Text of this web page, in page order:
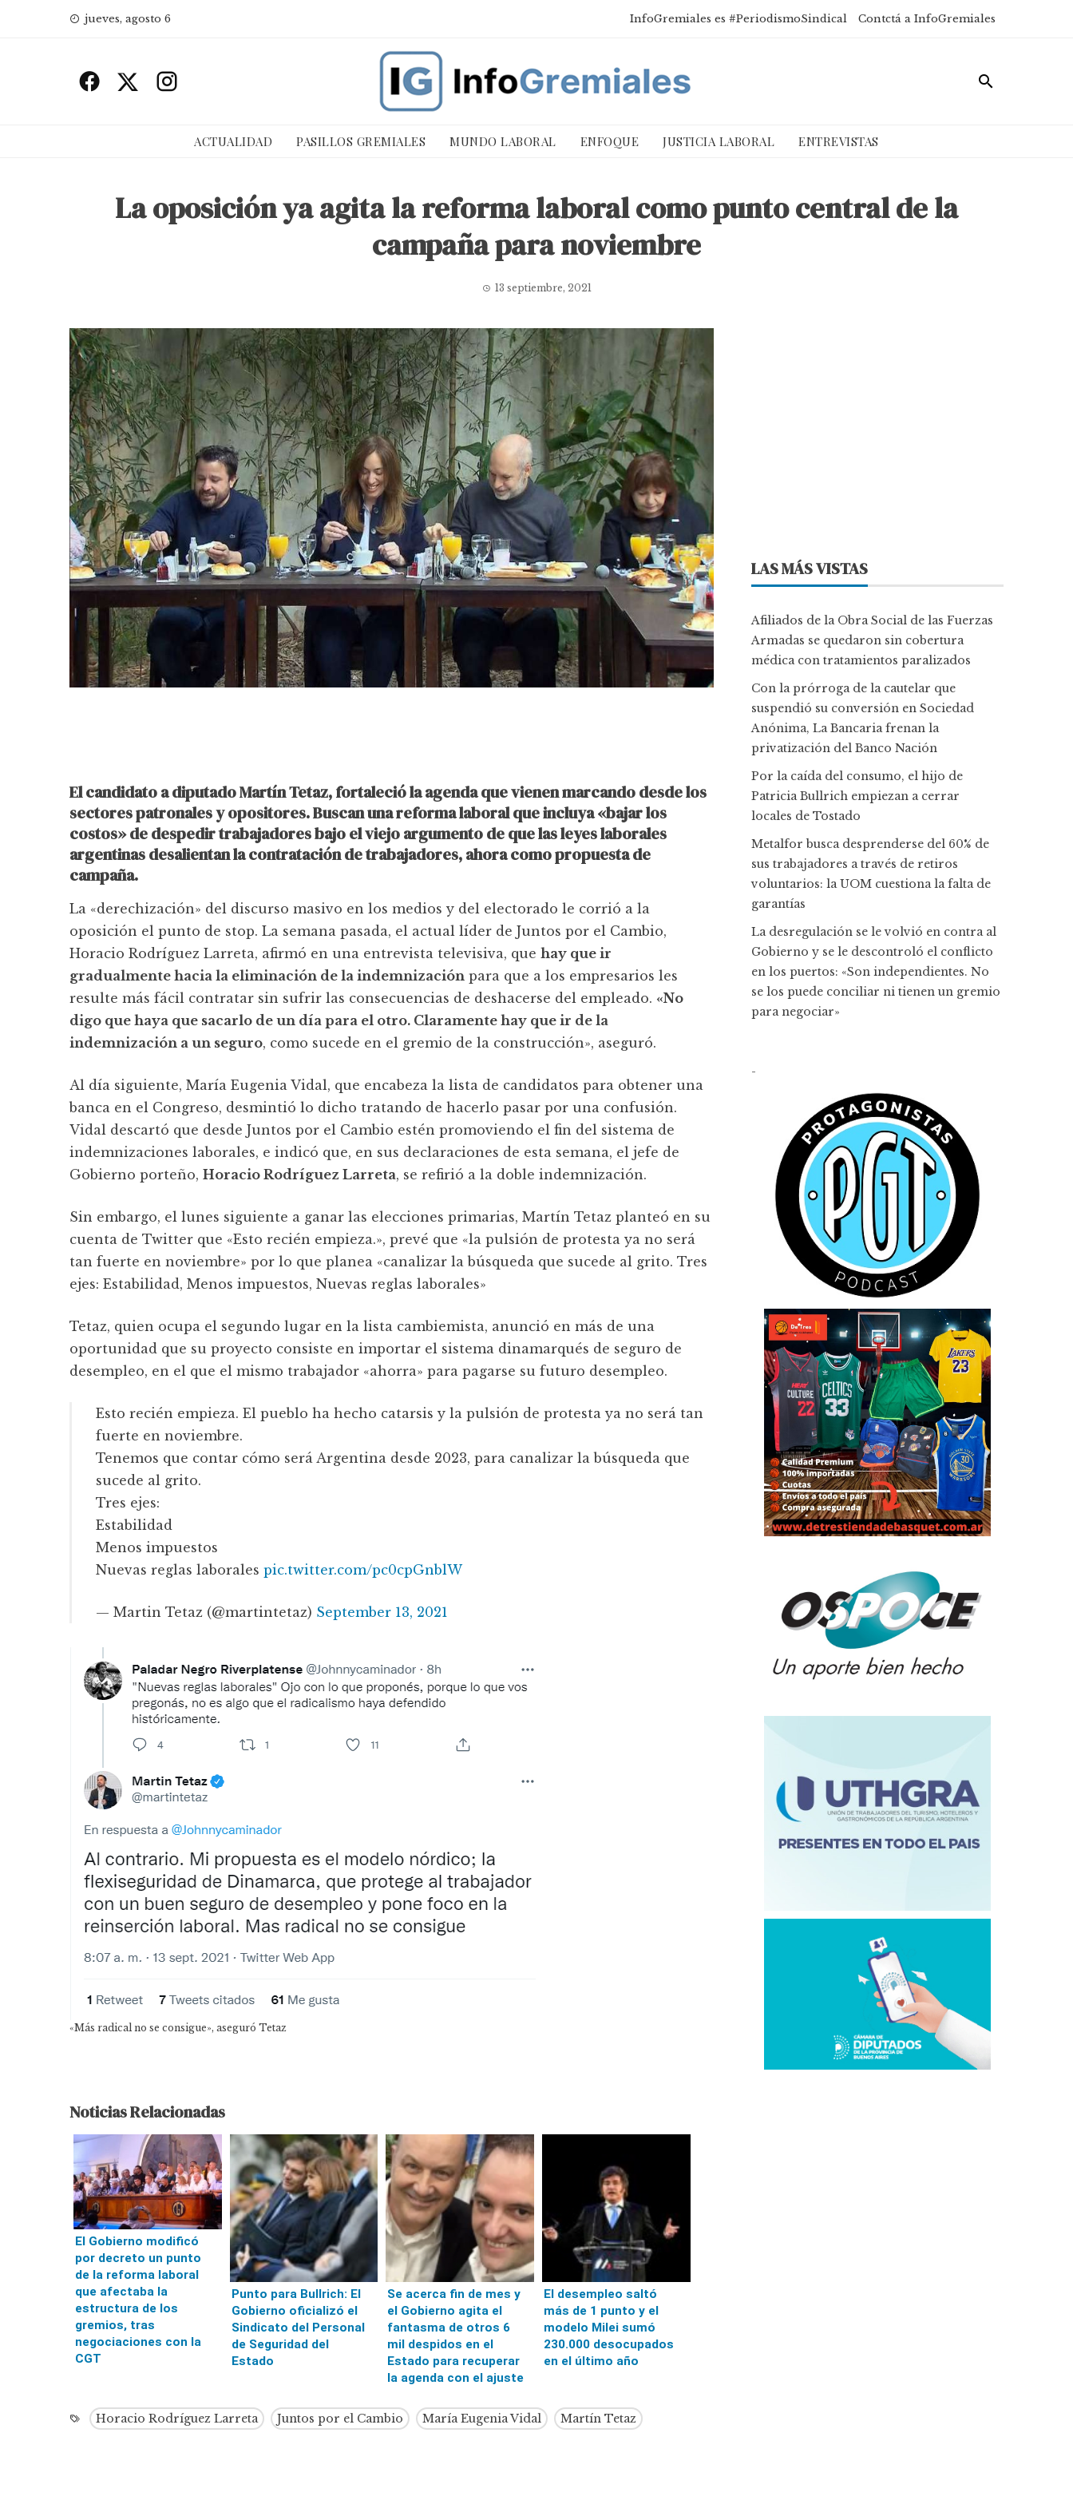
jueves, agosto 6 InfoGremiales es #PeriodismoSindical Contctá a InfoGremiales
ACTUALIDAD PASILLOS GREMIALES MUNDO LABORAL ENFOQUE JUSTICIA LABORAL ENTREVISTAS
La oposición ya agita la reforma laboral como punto central de la
campaña para noviembre
13 septiembre, 2021
El candidato a diputado Martín Tetaz, fortaleció la agenda que vienen marcando desde los
sectores patronales y opositores. Buscan una reforma laboral que incluya «bajar los
costos» de despedir trabajadores bajo el viejo argumento de que las leyes laborales
argentinas desalientan la contratación de trabajadores, ahora como propuesta de
campaña.
La «derechización» del discurso masivo en los medios y del electorado le corrió a la
oposición el punto de stop. La semana pasada, el actual líder de Juntos por el Cambio,
Horacio Rodríguez Larreta, afirmó en una entrevista televisiva, que hay que ir
gradualmente hacia la eliminación de la indemnización para que a los empresarios les
resulte más fácil contratar sin sufrir las consecuencias de deshacerse del empleado. «No
digo que haya que sacarlo de un día para el otro. Claramente hay que ir de la
indemnización a un seguro, como sucede en el gremio de la construcción», aseguró.
Al día siguiente, María Eugenia Vidal, que encabeza la lista de candidatos para obtener una
banca en el Congreso, desmintió lo dicho tratando de hacerlo pasar por una confusión.
Vidal descartó que desde Juntos por el Cambio estén promoviendo el fin del sistema de
indemnizaciones laborales, e indicó que, en sus declaraciones de esta semana, el jefe de
Gobierno porteño, Horacio Rodríguez Larreta, se refirió a la doble indemnización.
Sin embargo, el lunes siguiente a ganar las elecciones primarias, Martín Tetaz planteó en su
cuenta de Twitter que «Esto recién empieza.», prevé que «la pulsión de protesta ya no será
tan fuerte en noviembre» por lo que planea «canalizar la búsqueda que sucede al grito. Tres
ejes: Estabilidad, Menos impuestos, Nuevas reglas laborales»
Tetaz, quien ocupa el segundo lugar en la lista cambiemista, anunció en más de una
oportunidad que su proyecto consiste en importar el sistema dinamarqués de seguro de
desempleo, en el que el mismo trabajador «ahorra» para pagarse su futuro desempleo.
Esto recién empieza. El pueblo ha hecho catarsis y la pulsión de protesta ya no será tan
fuerte en noviembre.
Tenemos que contar cómo será Argentina desde 2023, para canalizar la búsqueda que
sucede al grito.
Tres ejes:
Estabilidad
Menos impuestos
Nuevas reglas laborales pic.twitter.com/pc0cpGnblW
— Martin Tetaz (@martintetaz) September 13, 2021
«Más radical no se consigue», aseguró Tetaz
Noticias Relacionadas
El Gobierno modificó
por decreto un punto
de la reforma laboral
que afectaba la
estructura de los
gremios, tras
negociaciones con la
CGT
Punto para Bullrich: El
Gobierno oficializó el
Sindicato del Personal
de Seguridad del
Estado
Se acerca fin de mes y
el Gobierno agita el
fantasma de otros 6
mil despidos en el
Estado para recuperar
la agenda con el ajuste
El desempleo saltó
más de 1 punto y el
modelo Milei sumó
230.000 desocupados
en el último año
Horacio Rodríguez Larreta Juntos por el Cambio María Eugenia Vidal Martín Tetaz
LAS MÁS VISTAS
Afiliados de la Obra Social de las Fuerzas
Armadas se quedaron sin cobertura
médica con tratamientos paralizados
Con la prórroga de la cautelar que
suspendió su conversión en Sociedad
Anónima, La Bancaria frenan la
privatización del Banco Nación
Por la caída del consumo, el hijo de
Patricia Bullrich empiezan a cerrar
locales de Tostado
Metalfor busca desprenderse del 60% de
sus trabajadores a través de retiros
voluntarios: la UOM cuestiona la falta de
garantías
La desregulación se le volvió en contra al
Gobierno y se le descontroló el conflicto
en los puertos: «Son independientes. No
se los puede conciliar ni tienen un gremio
para negociar»
-